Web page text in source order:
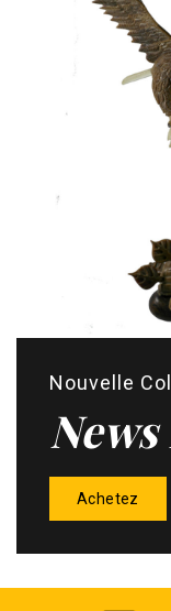
Nouvelle
Achetez